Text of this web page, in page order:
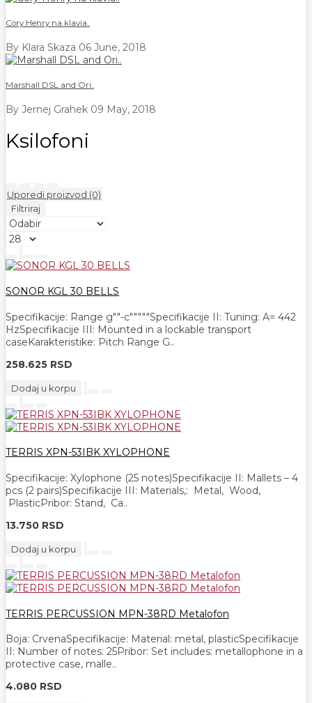
Cory Henry na klavia..
By Klara Skaza 06 June, 2018
Marshall DSL and Ori..
By Jernej Grahek 09 May, 2018
Ksilofoni
Uporedi proizvod (0)
Filtriraj
SONOR KGL 30 BELLS
Specifikacije: Range g""-c"""""Specifikacije II: Tuning: A= 442
HzSpecifikacije III: Mounted in a lockable transport
caseKarakteristike: Pitch Range G..
258.625 RSD
Dodaj u korpu
TERRIS XPN-53IBK XYLOPHONE
Specifikacije: Xylophone (25 notes)Specifikacije II: Mallets – 4
pcs (2 pairs)Specifikacije III: Materials,: Metal, Wood,
PlasticPribor: Stand, Ca..
13.750 RSD
Dodaj u korpu
TERRIS PERCUSSION MPN-38RD Metalofon
Boja: CrvenaSpecifikacije: Material: metal, plasticSpecifikacije
II: Number of notes: 25Pribor: Set includes: metallophone in a
protective case, malle..
4.080 RSD